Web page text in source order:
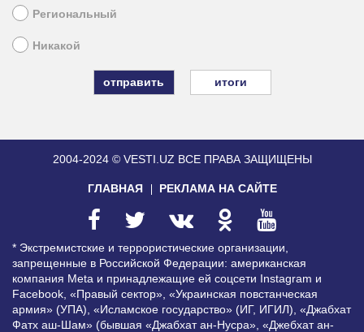
Региональный
Никакой
итоги
2004-2024 © VESTI.UZ ВСЕ ПРАВА ЗАЩИЩЕНЫ
ГЛАВНАЯ РЕКЛАМА НА САЙТЕ
* Экстремистские и террористические организации,
запрещенные в Российской Федерации: американская
компания Meta и принадлежащие ей соцсети Instagram и
Facebook, «Правый сектор», «Украинская повстанческая
армия» (УПА), «Исламское государство» (ИГ, ИГИЛ), «Джабхат
Фатх аш-Шам» (бывшая «Джабхат ан-Нусра», «Джебхат ан-